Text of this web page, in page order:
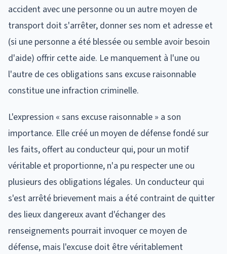
accident avec une personne ou un autre moyen de
transport doit s'arrêter, donner ses nom et adresse et
(si une personne a été blessée ou semble avoir besoin
d'aide) offrir cette aide. Le manquement à l'une ou
l'autre de ces obligations sans excuse raisonnable
constitue une infraction criminelle.
L'expression « sans excuse raisonnable » a son
importance. Elle créé un moyen de défense fondé sur
les faits, offert au conducteur qui, pour un motif
véritable et proportionne, n'a pu respecter une ou
plusieurs des obligations légales. Un conducteur qui
s'est arrêté brievement mais a été contraint de quitter
des lieux dangereux avant d'échanger des
renseignements pourrait invoquer ce moyen de
défense, mais l'excuse doit être véritablement